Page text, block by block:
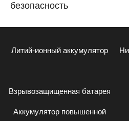
безопасность
Литий-ионный аккумулятор
Взрывозащищенная батарея
Аккумулятор повышенной